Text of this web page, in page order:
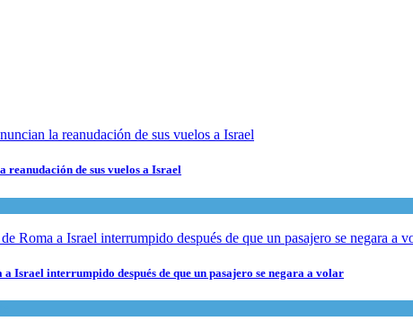
de sus vuelos a Israel
Israel interrumpido después de que un pasajero se negara a volar